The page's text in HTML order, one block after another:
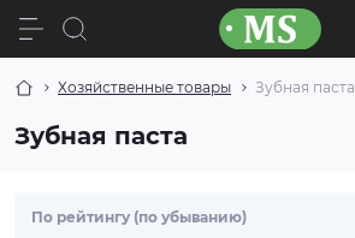
Хозяйственные товары Зубная паста
Зубная паста